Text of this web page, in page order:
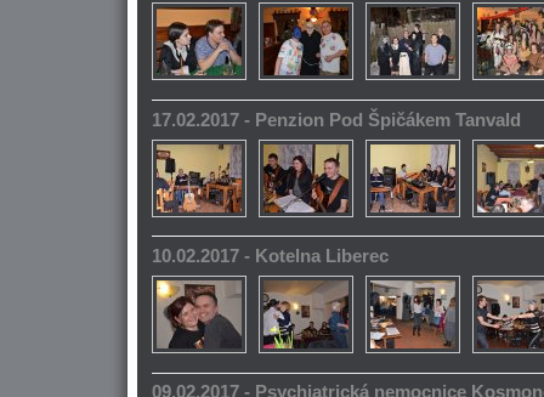
17.02.2017 - Penzion Pod Špičákem Tanvald
10.02.2017 - Kotelna Liberec
09.02.2017 - Psychiatrická nemocnice